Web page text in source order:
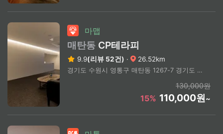
마맵
매탄동 CP테라피
9.9(리뷰 52건) · 26.52km
경기도 수원시 영통구 매탄동 1267-7 경기도 수원시 영통구 매탄동 1267-7 매탄권선역 4번 출구 도보 3분
130,000원
15% 110,000원~